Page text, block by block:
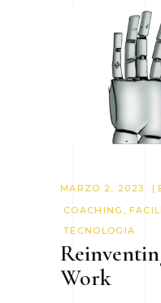
MARZO 2, 2023
COACHING ,
TECNOLOGIA
Work